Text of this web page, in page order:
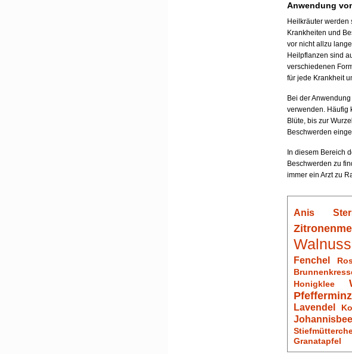
Anwendung
Heilkräuter werden
Krankheiten und
vor nicht allzu
Heilpflanzen sind
verschiedenen
für jede Krankheit
Bei der
verwenden. Häufig
Blüte, bis zur
Beschwerden
In diesem Bereich
Beschwerden zu
immer ein Arzt zu
Anis
Fenchel
Honigklee
Lavendel
Granatapfel